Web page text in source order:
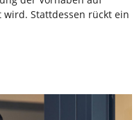
Stattdessen rückt ein